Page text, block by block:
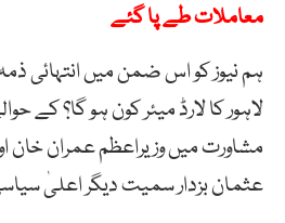
معاملات طے پا گئے
ہم نیوز کو اس ضمن میں انتہائی ذمہ
لاہور کا لارڈ میئر کون ہو گا؟ کے
مشاورت میں وزیراعظم عمران خان
عثمان بزدار سمیت دیگر اعلیٰ